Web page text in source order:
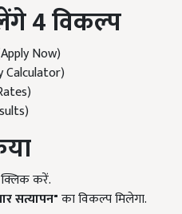
4विकल्प
Now)
Calculator)
करें.
सत्यापन"का विकल्प मिलेगा.